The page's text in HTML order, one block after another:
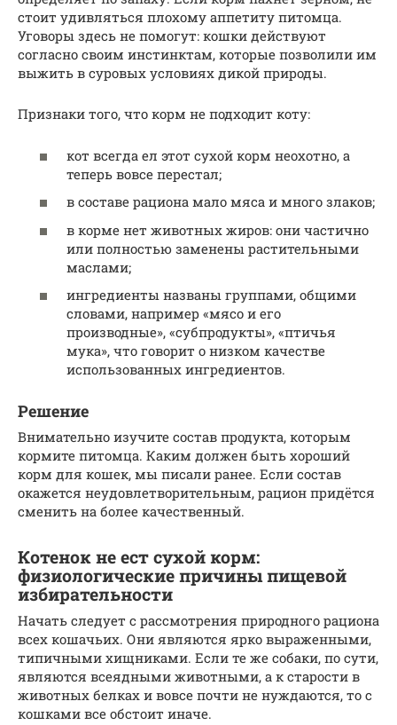
стоит удивляться плохому аппетиту питомца.
Уговоры здесь не помогут: кошки действуют
согласно своим инстинктам, которые позволили им
выжить в суровых условиях дикой природы.
Признаки того, что корм не подходит коту:
кот всегда ел этот сухой корм неохотно, а
теперь вовсе перестал;
в составе рациона мало мяса и много злаков;
в корме нет животных жиров: они частично
или полностью заменены растительными
маслами;
ингредиенты названы группами, общими
словами, например «мясо и его
производные», «субпродукты», «птичья
мука», что говорит о низком качестве
использованных ингредиентов.
Решение
Внимательно изучите состав продукта, которым
кормите питомца. Каким должен быть хороший
корм для кошек, мы писали ранее. Если состав
окажется неудовлетворительным, рацион придётся
сменить на более качественный.
Котенок не ест сухой корм:
физиологические причины пищевой
избирательности
Начать следует с рассмотрения природного рациона
всех кошачьих. Они являются ярко выраженными,
типичными хищниками. Если те же собаки, по сути,
являются всеядными животными, а к старости в
животных белках и вовсе почти не нуждаются, то с
кошками все обстоит иначе.